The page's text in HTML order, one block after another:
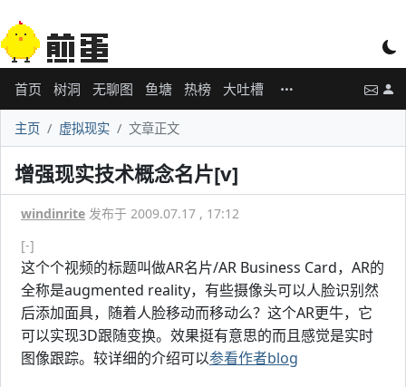
首页 树洞 无聊图 鱼塘 热榜 大吐槽
主页 虚拟现实 文章正文
增强现实技术概念名片[v]
windinrite 发布于 2009.07.17 , 17:12
[-]
这个个视频的标题叫做AR名片/AR Business Card，AR的
全称是augmented reality，有些摄像头可以人脸识别然
后添加面具，随着人脸移动而移动么？这个AR更牛，它
可以实现3D跟随变换。效果挺有意思的而且感觉是实时
图像跟踪。较详细的介绍可以参看作者blog